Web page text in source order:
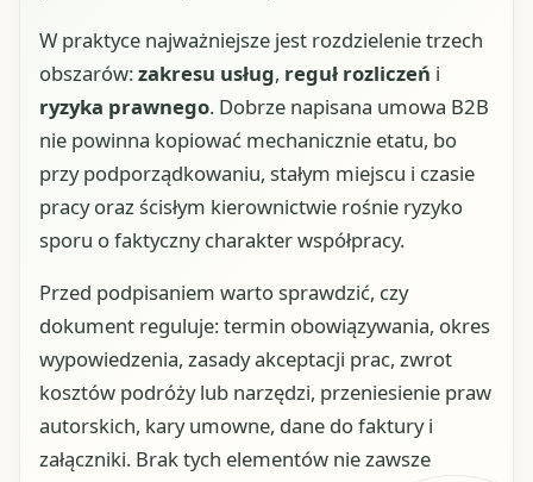
W praktyce najważniejsze jest rozdzielenie trzech
obszarów:zakresu usług, reguł rozliczeń i
ryzyka prawnego. Dobrze napisana umowa B2B
nie powinna kopiować mechanicznie etatu, bo
przy podporządkowaniu, stałym miejscu i czasie
pracy oraz ścisłym kierownictwie rośnie ryzyko
sporu o faktyczny charakter współpracy.
Przed podpisaniem warto sprawdzić, czy
dokument reguluje: termin obowiązywania, okres
wypowiedzenia, zasady akceptacji prac, zwrot
kosztów podróży lub narzędzi, przeniesienie praw
autorskich, kary umowne, dane do faktury i
załączniki. Brak tych elementów nie zawsze